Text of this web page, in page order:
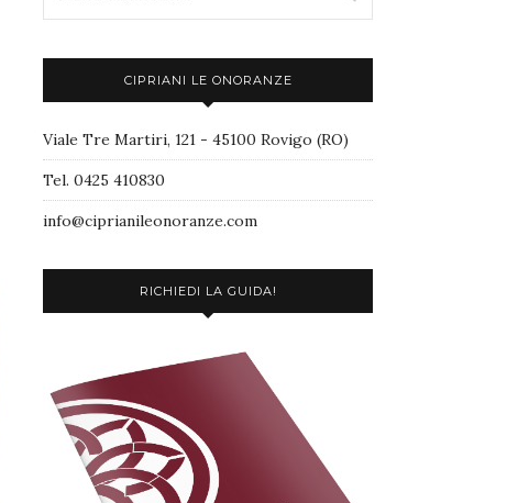
CIPRIANI LE ONORANZE
Viale Tre Martiri, 121 - 45100 Rovigo (RO)
Tel. 0425 410830
info@ciprianileonoranze.com
RICHIEDI LA GUIDA!